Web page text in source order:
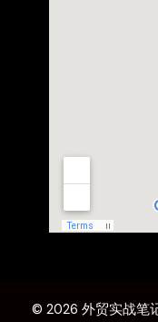
© 2026 外贸实战笔